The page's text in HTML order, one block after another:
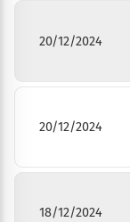
20/12/2024
20/12/2024
18/12/2024